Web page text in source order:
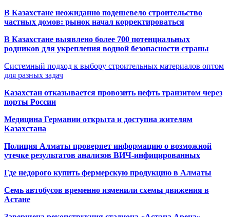
В Казахстане неожиданно подешевело строительство
частных домов: рынок начал корректироваться
В Казахстане выявлено более 700 потенциальных
родников для укрепления водной безопасности страны
Системный подход к выбору строительных материалов оптом
для разных задач
Казахстан отказывается провозить нефть транзитом через
порты России
Медицина Германии открыта и доступна жителям
Казахстана
Полиция Алматы проверяет информацию о возможной
утечке результатов анализов ВИЧ-инфицированных
Где недорого купить фермерскую продукцию в Алматы
Семь автобусов временно изменили схемы движения в
Астане